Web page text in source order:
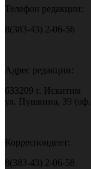
Телефон редакции:
8(383-43) 2-06-56
Адрес редакции:
633209 г. Искитим
ул. Пушкина, 39
Корреспондент:
8(383-43) 2-06-58